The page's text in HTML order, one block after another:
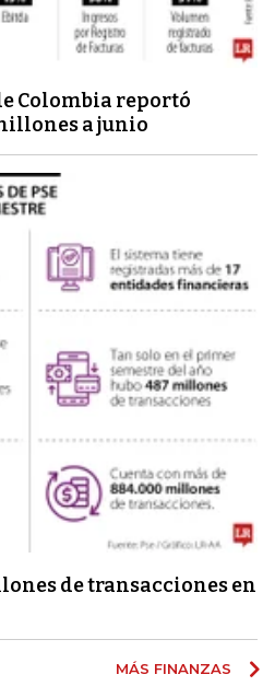
Colombia reportó
a junio
de transacciones en
MÁS FINANZAS